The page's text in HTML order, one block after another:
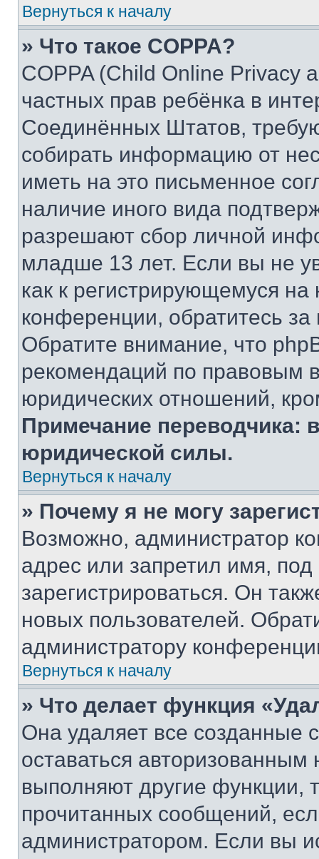
Вернуться к началу
» Что такое COPPA?
COPPA (Child Online Privacy
частных прав ребёнка в
Соединённых Штатов,
собирать информацию от
иметь на это письменное
наличие иного вида
разрешают сбор личной
младше 13 лет. Если вы не
как к регистрирующемуся
конференции, обратитесь
Обратите внимание, что
рекомендаций по правовым
юридических отношений,
Примечание переводчика:
юридической силы.
Вернуться к началу
» Почему я не могу
Возможно, администратор
адрес или запретил имя,
зарегистрироваться. Он
новых пользователей.
администратору
Вернуться к началу
» Что делает функция
Она удаляет все созданные
оставаться
выполняют другие функции,
прочитанных сообщений,
администратором. Если вы